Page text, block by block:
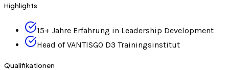
Highlights
15+ Jahre Erfahrung in Leadership Development
Head of VANTISGO D3 Trainingsinstitut
Qualifikationen